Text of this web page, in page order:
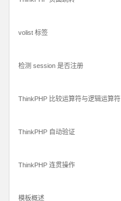
volist 标签
检测 session 是否注册
ThinkPHP 比较运算符与逻辑运算符
ThinkPHP 自动验证
ThinkPHP 连贯操作
模板概述